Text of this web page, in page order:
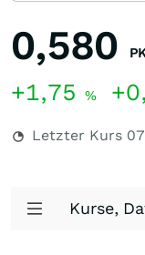
0,580
+1,75 %
Letzter Kurs
Kurse,